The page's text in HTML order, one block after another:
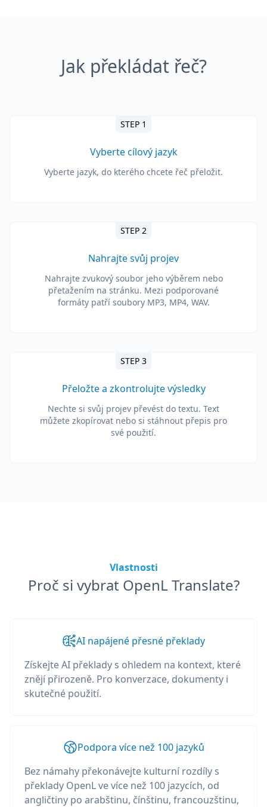
Jak překládat řeč?
STEP 1
Vyberte cílový jazyk
Vyberte jazyk, do kterého chcete řeč přeložit.
STEP 2
Nahrajte svůj projev
Nahrajte zvukový soubor jeho výběrem nebo
přetažením na stránku. Mezi podporované
formáty patří soubory MP3, MP4, WAV.
STEP 3
Přeložte a zkontrolujte výsledky
Nechte si svůj projev převést do textu. Text
můžete zkopírovat nebo si stáhnout přepis pro
své použití.
Vlastnosti
Proč si vybrat OpenL Translate?
AI napájené přesné překlady
Získejte AI překlady s ohledem na kontext, které
znějí přirozeně. Pro konverzace, dokumenty i
skutečné použití.
Podpora více než 100 jazyků
Bez námahy překonávejte kulturní rozdíly s
překlady OpenL ve více než 100 jazycích, od
angličtiny po arabštinu, čínštinu, francouzštinu,